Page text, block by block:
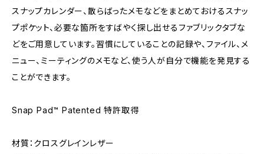
スナップカレンダー、散らばったメモなどをまとめておけるスナッ
プポケット、必要な箇所をすばやく探し出せるファブリックタブな
どをご用意しています。習慣にしていることの記録や、ファイル、メ
ニュー、ミーティングのメモなど、使う人が自分で機能を発見する
ことができます。
Snap Pad™ Patented 特許取得
材質：クロスグレインレザー